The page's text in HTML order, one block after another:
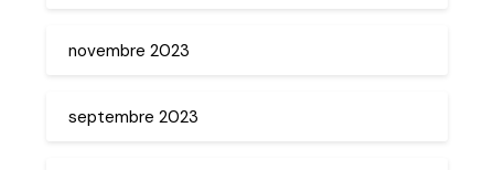
novembre 2023
septembre 2023